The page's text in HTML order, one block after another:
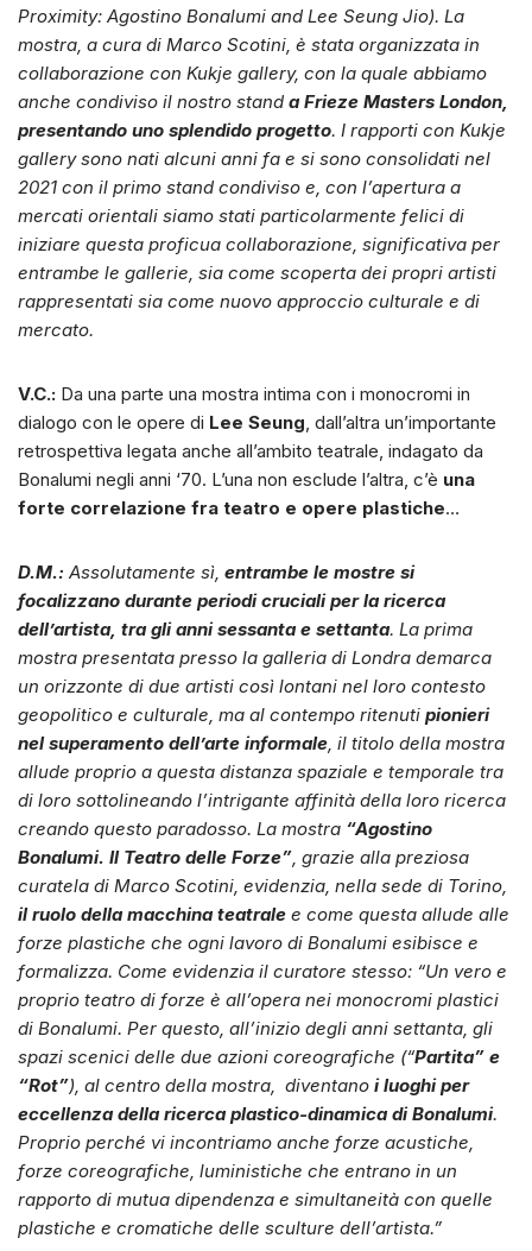
Proximity: Agostino Bonalumi and Lee Seung Jio). La
mostra, a cura di Marco Scotini, è stata organizzata in
collaborazione con Kukje gallery, con la quale abbiamo
anche condiviso il nostro stand a Frieze Masters London,
presentando uno splendido progetto. I rapporti con Kukje
gallery sono nati alcuni anni fa e si sono consolidati nel
2021 con il primo stand condiviso e, con l’apertura a
mercati orientali siamo stati particolarmente felici di
iniziare questa proficua collaborazione, significativa per
entrambe le gallerie, sia come scoperta dei propri artisti
rappresentati sia come nuovo approccio culturale e di
mercato.
V.C.: Da una parte una mostra intima con i monocromi in
dialogo con le opere di Lee Seung , dall’altra un’importante
retrospettiva legata anche all’ambito teatrale, indagato da
Bonalumi negli anni ‘70. L’una non esclude l’altra, c’è una
forte correlazione fra teatro e opere plastiche…
D.M.: Assolutamente sì, entrambe le mostre si
focalizzano durante periodi cruciali per la ricerca
dell’artista, tra gli anni sessanta e settanta. La prima
mostra presentata presso la galleria di Londra demarca
un orizzonte di due artisti così lontani nel loro contesto
geopolitico e culturale, ma al contempo ritenuti pionieri
nel superamento dell’arte informale , il titolo della mostra
allude proprio a questa distanza spaziale e temporale tra
di loro sottolineando l’intrigante affinità della loro ricerca
creando questo paradosso. La mostra “Agostino
Bonalumi. Il Teatro delle Forze” , grazie alla preziosa
curatela di Marco Scotini, evidenzia, nella sede di Torino,
il ruolo della macchina teatrale e come questa allude alle
forze plastiche che ogni lavoro di Bonalumi esibisce e
formalizza. Come evidenzia il curatore stesso: “Un vero e
proprio teatro di forze è all’opera nei monocromi plastici
di Bonalumi. Per questo, all’inizio degli anni settanta, gli
spazi scenici delle due azioni coreografiche (“Partita” e
“Rot”), al centro della mostra, diventano i luoghi per
eccellenza della ricerca plastico-dinamica di Bonalumi.
Proprio perché vi incontriamo anche forze acustiche,
forze coreografiche, luministiche che entrano in un
rapporto di mutua dipendenza e simultaneità con quelle
plastiche e cromatiche delle sculture dell’artista.”